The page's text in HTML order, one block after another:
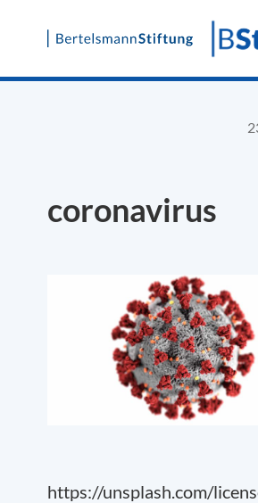
Skip
coronavirus
https://unsplash.com/